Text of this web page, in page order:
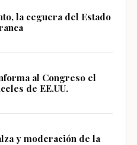
la ceguera del Estado
al Congreso el
de EE.UU.
y moderación de la